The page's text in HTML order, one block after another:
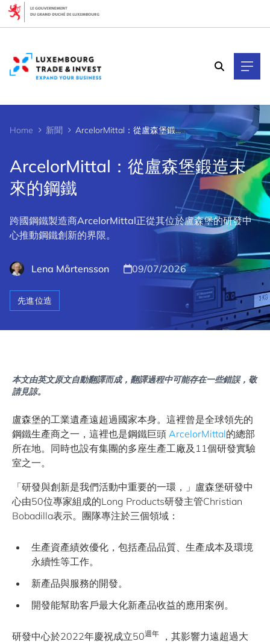
Home 新聞 ArcelorMittal：從盧森堡鍛造未來的鋼鐵
ArcelorMittal：從盧森堡鍛造未
來的鋼鐵
跨國鋼鐵製造商ArcelorMittal正從其位於盧森堡的研發中
心推動鋼鐵創新的界限。
Lena Mårtensson 09/07/2026
先進位造
本文由英文原文自動翻譯而成，翻譯過程中可能存在一些錯誤，敬
請見諒。
盧森堡的工業遺產遠超過國家本身。這裡曾是全球領先的
鋼鐵生產商之一，這裡也是鋼鐵巨頭 ArcelorMittal的總部
所在地。同時也設有集團的多座生產工廠及11個研發實驗
室之一。
「研發與創新是我們活動中重要的一環，」盧森堡研發中
心由50位專家組成的Long Products研發主管Christian
Bobadilla表示。團隊專注於三個領域：
生產資產績效優化，包括產品品質、生產成本及環境
永續性等工作。
新產品與服務的開發。
開發能幫助客戶最大化新產品收益的應用案例。
研發中心於2022年慶祝成立50週年
，其影響力遠超過大
Cookies management panel